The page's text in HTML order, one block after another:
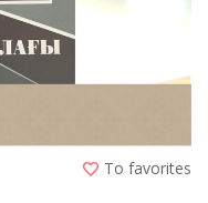
To favorites